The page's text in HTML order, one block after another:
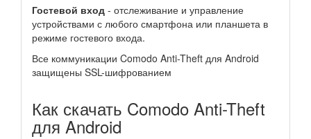
Гостевой вход - отслеживание и управление
устройствами с любого смартфона или планшета в
режиме гостевого входа.
Все коммуникации Comodo Anti-Theft для Android
защищены SSL-шифрованием
Как скачать Comodo Anti-Theft
для Android